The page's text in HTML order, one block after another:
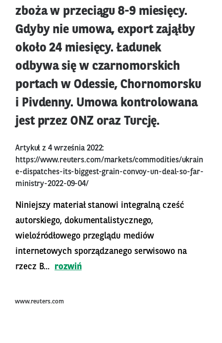
zboża w przeciągu 8-9 miesięcy.
Gdyby nie umowa, export zająłby
około 24 miesięcy. Ładunek
odbywa się w czarnomorskich
portach w Odessie, Chornomorsku
i Pivdenny. Umowa kontrolowana
jest przez ONZ oraz Turcję.
Artykuł z 4 września 2022:
https://www.reuters.com/markets/commodities/ukrain
e-dispatches-its-biggest-grain-convoy-un-deal-so-far-
ministry-2022-09-04/
Niniejszy materiał stanowi integralną cześć
autorskiego, dokumentalistycznego,
wieloźródłowego przeglądu mediów
internetowych sporządzanego serwisowo na
rzecz B...
rozwiń
www.reuters.com